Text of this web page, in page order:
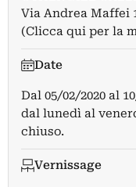
Via Andrea Maffei
(Clicca qui per la
Date
Dal 05/02/2020 al
dal lunedì al
chiuso.
Vernissage